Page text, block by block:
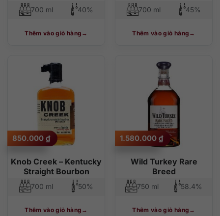
700 ml 40%
Thêm vào giỏ hàng
700 ml 45%
Thêm vào giỏ hàng
Knob Creek – Kentucky
Straight Bourbon
850.000 ₫
700 ml 50%
Thêm vào giỏ hàng
Wild Turkey Rare
Breed
1.580.000 ₫
750 ml 58.4%
Thêm vào giỏ hàng